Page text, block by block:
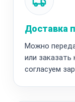
Доставка
Можно
или заказать
согласуем